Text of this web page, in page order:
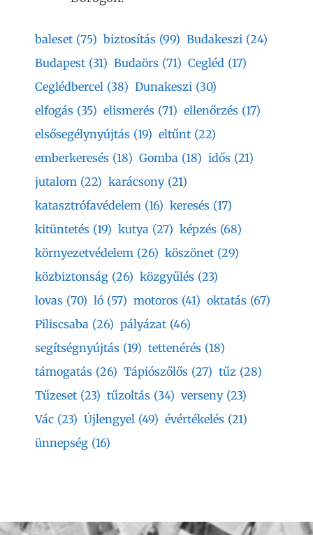
baleset (75) biztosítás (99) Budakeszi (24)
Budapest (31) Budaörs (71) Cegléd (17)
Ceglédbercel (38) Dunakeszi (30)
elfogás (35) elismerés (71) ellenőrzés (17)
elsősegélynyújtás (19) eltűnt (22)
emberkeresés (18) Gomba (18) idős (21)
jutalom (22) karácsony (21)
katasztrófavédelem (16) keresés (17)
kitüntetés (19) kutya (27) képzés (68)
környezetvédelem (26) köszönet (29)
közbiztonság (26) közgyűlés (23)
lovas (70) ló (57) motoros (41) oktatás (67)
Piliscsaba (26) pályázat (46)
segítségnyújtás (19) tettenérés (18)
támogatás (26) Tápiószőlős (27) tűz (28)
Tűzeset (23) tűzoltás (34) verseny (23)
Vác (23) Újlengyel (49) évértékelés (21)
ünnepség (16)